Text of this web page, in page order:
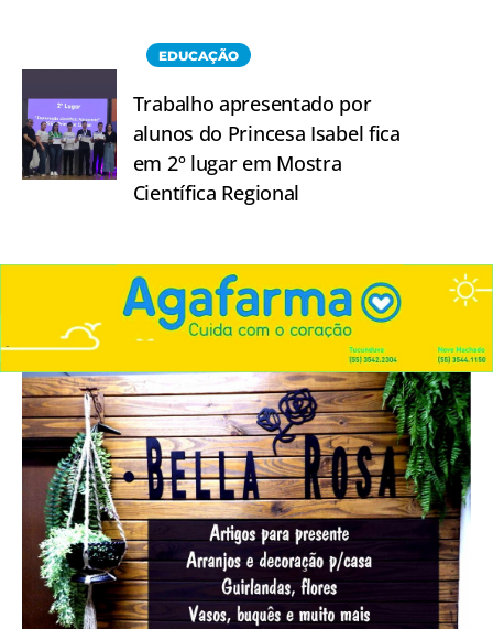
EDUCAÇÃO
Trabalho apresentado por
alunos do Princesa Isabel fica
em 2º lugar em Mostra
Científica Regional